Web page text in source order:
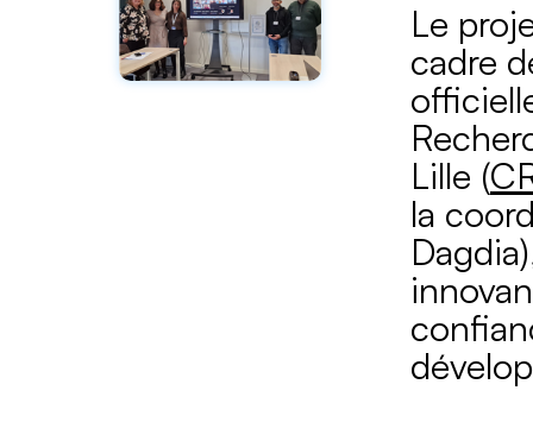
Le
cadre
Lille (
la